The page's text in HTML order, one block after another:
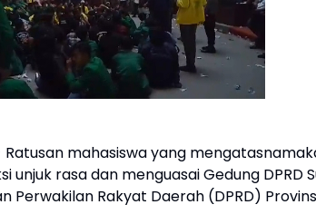
Ratusan mahasiswa yang
unjuk rasa dan menguasai Gedung DPRD
Perwakilan Rakyat Daerah (DPRD)